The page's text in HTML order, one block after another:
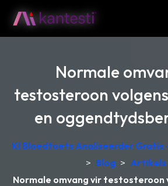
Normale
testosteroon
en
KI Bloedtoets Analiseerder
> Blog > Artikels
Normale omvang vir testosteroon